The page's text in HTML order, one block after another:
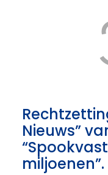
Nieuws”
miljoenen”.